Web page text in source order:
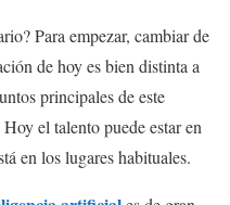
Para empezar, cambiar de
de hoy es bien distinta a
principales de este
el talento puede estar en
en los lugares habituales.